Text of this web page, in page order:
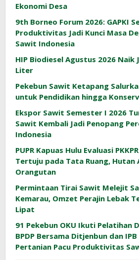
Ekonomi Desa
9th Borneo Forum 2026: GAPKI
Produktivitas Jadi Kunci Masa
Sawit Indonesia
HIP Biodiesel Agustus 2026 Naik
Liter
Pekebun Sawit Ketapang
untuk Pendidikan hingga
Ekspor Sawit Semester I 2026
Sawit Kembali Jadi Penopang
Indonesia
PUPR Kapuas Hulu Evaluasi
Tertuju pada Tata Ruang,
Orangutan
Permintaan Tirai Sawit Melejit
Kemarau, Omzet Perajin Lebak
Lipat
91 Pekebun OKU Ikuti Pelatihan
BPDP Bersama Ditjenbun dan
Pertanian Pacu Produktivitas